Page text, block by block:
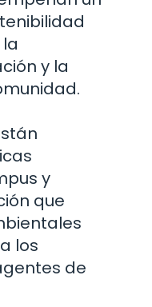
y la
y
que
los
de